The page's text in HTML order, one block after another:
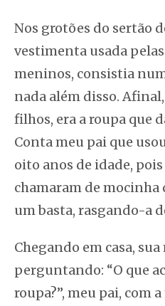
Nos grotões do sertão
vestimenta usada
meninos, consistia
nada além disso.
filhos, era a roupa que
Conta meu pai que
oito anos de idade,
chamaram de mocinha
um basta, rasgando-a
Chegando em casa,
perguntando: “O que
roupa?”, meu pai, com